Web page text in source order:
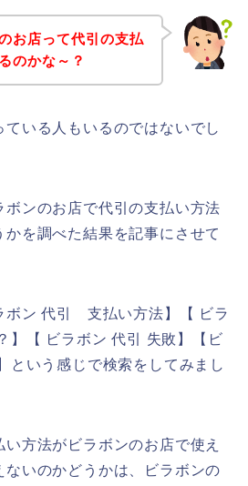
お店って代引の支払
のかな～？
ている人もいるのではないでし
ボンのお店で代引の支払い方法
を調べた結果を記事にさせて
ボン 代引 支払い方法】【 ビラ
【 ビラボン 代引 失敗】【ビ
いう感じで検索をしてみまし
方法がビラボンのお店で使え
ないのかどうかは、ビラボンの